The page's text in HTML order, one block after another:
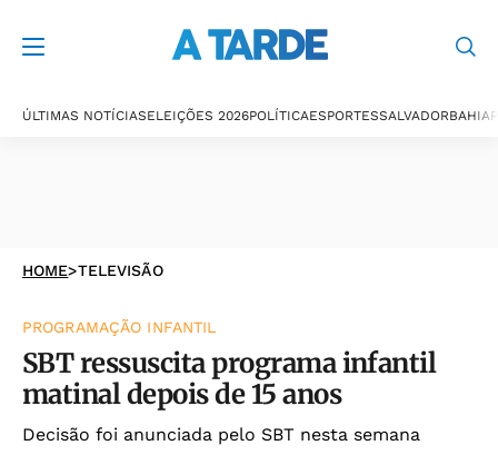
ÚLTIMAS NOTÍCIASELEIÇÕES 2026POLÍTICAESPORTESSALVADORBAHIA
HOME>TELEVISÃO
PROGRAMAÇÃO INFANTIL
SBT ressuscita programa infantil
matinal depois de 15 anos
Decisão foi anunciada pelo SBT nesta semana